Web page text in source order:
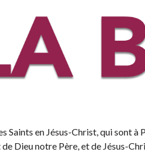
en Jésus-Christ, qui sont à
Dieu notre Père, et de Jésus-